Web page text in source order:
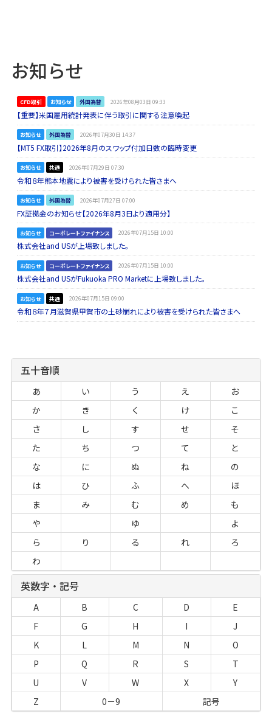
お知らせ
CFD取引 お知らせ 外国為替 2026年08月03日 09:33
【重要】米国雇用統計発表に伴う取引に関する注意喚起
お知らせ 外国為替 2026年07月30日 14:37
【MT5 FX取引】2026年8月のスワップ付加日数の臨時変更
お知らせ 共通 2026年07月29日 07:30
令和８年熊本地震により被害を受けられた皆さまへ
お知らせ 外国為替 2026年07月27日 07:00
FX証拠金のお知らせ【2026年8月3日より適用分】
お知らせ コーポレートファイナンス 2026年07月15日 10:00
株式会社and USが上場致しました。
お知らせ コーポレートファイナンス 2026年07月15日 10:00
株式会社and USがFukuoka PRO Marketに上場致しました。
お知らせ 共通 2026年07月15日 09:00
令和８年７月滋賀県甲賀市の土砂崩れにより被害を受けられた皆さまへ
五十音順
あ い う え
お
か
き く け
こ
さ
し す せ
そ
た
ち つ て
と
な
に ぬ ね
の
は
ひ ふ へ
ほ
ま
み む め
も
や
ゆ
よ
ら
り る れ
ろ
わ
英数字・記号
A B C D
E
F
G H I
J
K
L M N
O
P
Q R S
T
U
V W X
Y
Z
0－9 記号